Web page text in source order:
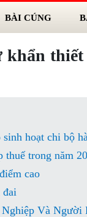
BÀI CÚNG
thiết
hoạt chi bộ
thuế trong năm
cao
đai
Nghiệp Và Người